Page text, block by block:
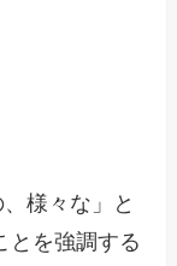
様々な」と
とを強調する